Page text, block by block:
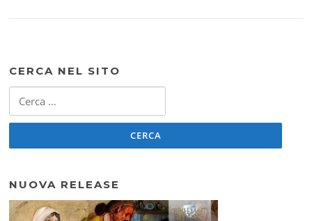
CERCA NEL SITO
per:
NUOVA RELEASE